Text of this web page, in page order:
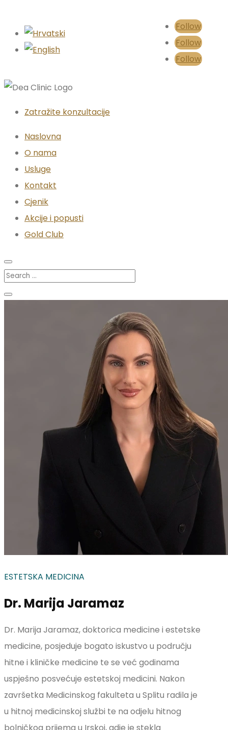
Follow
Follow
Follow
Zatražite konzultacije
Naslovna
O nama
Usluge
Kontakt
Cjenik
Akcije i popusti
Gold Club
ESTETSKA MEDICINA
Dr. Marija Jaramaz
Dr. Marija Jaramaz, doktorica medicine i estetske
medicine, posjeduje bogato iskustvo u području
hitne i kliničke medicine te se već godinama
uspješno posvećuje estetskoj medicini. Nakon
završetka Medicinskog fakulteta u Splitu radila je
u hitnoj medicinskoj službi te na odjelu hitnog
bolničkog prijema u Irskoj, gdje je stekla